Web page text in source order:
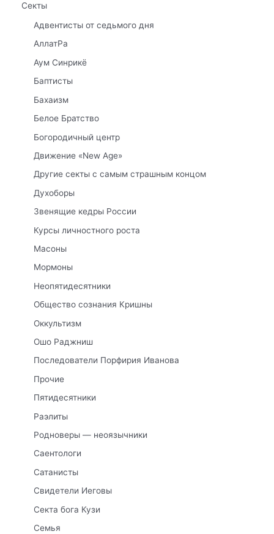
Секты
Адвентисты от седьмого дня
АллатРа
Аум Синрикё
Баптисты
Бахаизм
Белое Братство
Богородичный центр
Движение «New Age»
Другие секты с самым страшным концом
Духоборы
Звенящие кедры России
Курсы личностного роста
Масоны
Мормоны
Неопятидесятники
Общество сознания Кришны
Оккультизм
Ошо Раджниш
Последователи Порфирия Иванова
Прочие
Пятидесятники
Раэлиты
Родноверы — неоязычники
Саентологи
Сатанисты
Свидетели Иеговы
Секта бога Кузи
Семья